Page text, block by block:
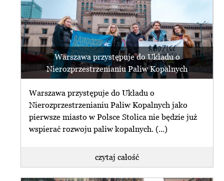
Warszawa przystępuje do Układu o
Nierozprzestrzenianiu Paliw Kopalnych
Warszawa przystępuje do Układu o
Nierozprzestrzenianiu Paliw Kopalnych jako
pierwsze miasto w Polsce Stolica nie będzie już
wspierać rozwoju paliw kopalnych. (...)
czytaj całość